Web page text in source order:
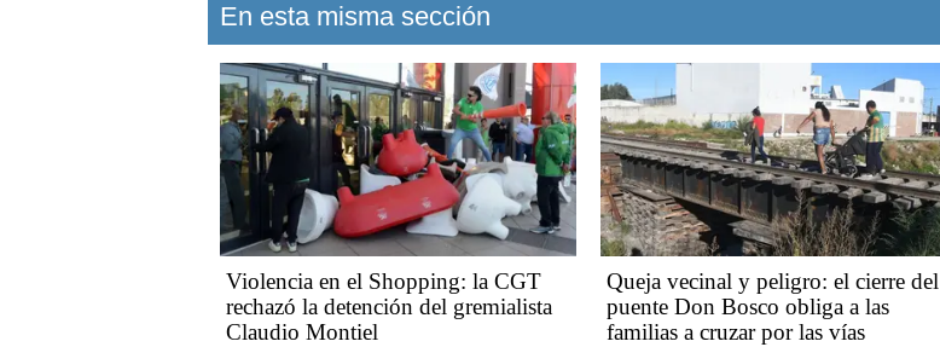
En esta misma sección
Violencia en el Shopping: la CGT
rechazó la detención del gremialista
Claudio Montiel
Queja vecinal y peligro: el cierre del
puente Don Bosco obliga a las
familias a cruzar por las vías